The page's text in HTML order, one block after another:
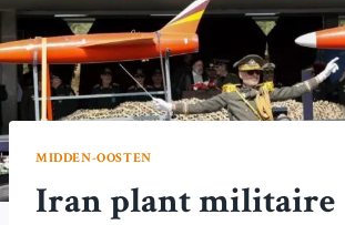
MIDDEN-OOSTEN
Iran plant militaire